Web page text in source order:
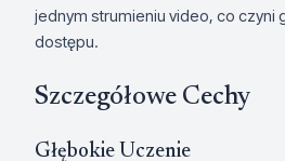
jednym strumieniu video, co czyni
dostępu.
Szczegółowe Cechy
Głębokie Uczenie